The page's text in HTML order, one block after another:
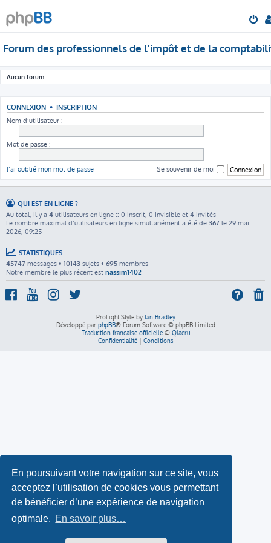
En poursuivant votre navigation sur ce site, vous
acceptez l’utilisation de cookies vous permettant
de bénéficier d’une expérience de navigation
optimale. En savoir plus…
Forum des professionnels de l'impôt et de la
Aucun forum.
CONNEXION • INSCRIPTION
Nom d’utilisateur :
Mot de passe :
J’ai oublié mon mot de passe Se souvenir de moi
QUI EST EN LIGNE ?
Au total, il y a 4 utilisateurs en ligne :: 0 inscrit, 0 invisible et 4 invités
Le nombre maximal d’utilisateurs en ligne simultanément a été de 367 le 29 mai
2026, 09:25
STATISTIQUES
45747 messages • 10143 sujets • 695 membres
Notre membre le plus récent est nassim1402
ProLight Style by Ian Bradley
Développé par phpBB® Forum Software © phpBB Limited
Traduction française officielle© Qiaeru
Confidentialité| Conditions